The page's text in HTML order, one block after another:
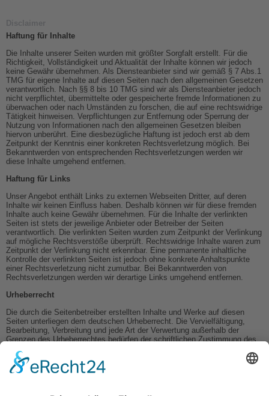
Haftung für Inhalte
Die Inhalte unserer Seiten wurden mit größter Sorgfalt erstellt. Für die
Richtigkeit, Vollständigkeit und Aktualität der Inhalte können wir jedoch
keine Gewähr übernehmen. Als Diensteanbieter sind wir gemäß § 7 Abs.1
TMG für eigene Inhalte auf diesen Seiten nach den allgemeinen Gesetzen
verantwortlich. Nach §§ 8 bis 10 TMG sind wir als Diensteanbieter jedoch
nicht verpflichtet, übermittelte oder gespeicherte fremde Informationen zu
überwachen oder nach Umständen zu forschen, die auf eine rechtswidrige
Tätigkeit hinweisen. Verpflichtungen zur Entfernung oder Sperrung der
Nutzung von Informationen nach den allgemeinen Gesetzen bleiben
hiervon unberührt. Eine diesbezügliche Haftung ist jedoch erst ab dem
Zeitpunkt der Kenntnis einer konkreten Rechtsverletzung möglich. Bei
Bekanntwerden von entsprechenden Rechtsverletzungen werden wir
diese Inhalte umgehend entfernen.
Haftung für Links
Unser Angebot enthält Links zu externen Webseiten Dritter, auf deren
Inhalte wir keinen Einfluss haben. Deshalb können wir für diese fremden
Inhalte auch keine Gewähr übernehmen. Für die Inhalte der verlinkten
Seiten ist stets der jeweilige Anbieter oder Betreiber der Seiten
verantwortlich. Die verlinkten Seiten wurden zum Zeitpunkt der Verlinkung
auf mögliche Rechtsverstöße überprüft. Rechtswidrige Inhalte waren zum
Zeitpunkt der Verlinkung nicht erkennbar. Eine permanente inhaltliche
Kontrolle der verlinkten Seiten ist jedoch ohne konkrete Anhaltspunkte
einer Rechtsverletzung nicht zumutbar. Bei Bekanntwerden von
Rechtsverletzungen werden wir derartige Links umgehend entfernen.
Urheberrecht
Die durch die Seitenbetreiber erstellten Inhalte und Werke auf diesen
Seiten unterliegen dem deutschen Urheberrecht. Die Vervielfältigung,
Bearbeitung, Verbreitung und jede Art der Verwertung außerhalb der
Grenzen des Urheberrechtes bedürfen der schriftlichen Zustimmung des
nur für den privaten, nicht kommerziellen Gebrauch gestattet. Soweit die
Inhalte auf dieser Seite nicht vom Betreiber erstellt wurden, werden die
Urheberrechte Dritter beachtet. Insbesondere werden Inhalte Dritter als
Urheberrechtsverletzung aufmerksam werden, bitten wir um einen